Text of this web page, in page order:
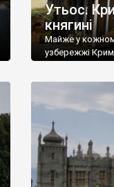
Утьос.
княгині
Майже у
узбережжі